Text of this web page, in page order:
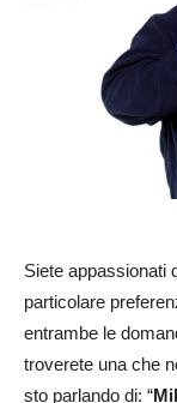
Siete appassionati
particolare
entrambe le
troverete una che
sto parlando di: “